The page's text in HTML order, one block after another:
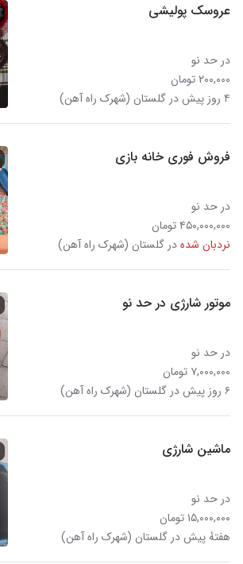
عروسک پولیشی
در حد نو
۲۰۰,۰۰۰ تومان
۴ روز پیش در گلستان (شهرک راه آهن)
فروش فوری خانه بازی
در حد نو
۴۵۰,۰۰۰,۰۰۰ تومان
نردبان شدهدر گلستان (شهرک راه آهن)
موتور شارژی در حد نو
در حد نو
۷,۰۰۰,۰۰۰ تومان
۶ روز پیش در گلستان (شهرک راه آهن)
ماشین شارژی
در حد نو
۱۵,۰۰۰,۰۰۰ تومان
هفتهٔ پیش در گلستان (شهرک راه آهن)